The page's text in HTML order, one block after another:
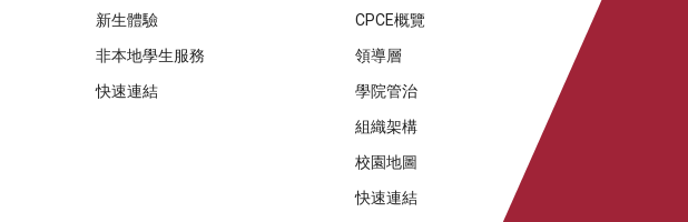
新生體驗
非本地學生服務
快速連結
CPCE概覽
領導層
學院管治
組織架構
校園地圖
快速連結